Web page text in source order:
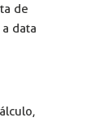
de
data